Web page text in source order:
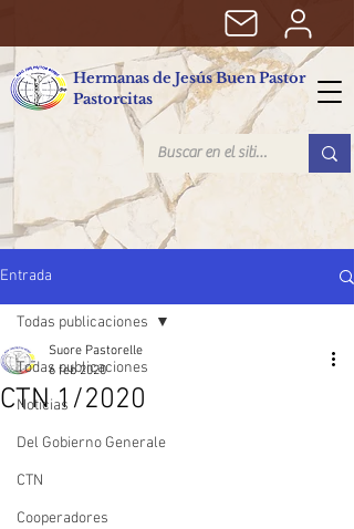
Hermanas de Jesús Buen Pastor
Pastorcitas
Entrada
Todas publicaciones
Noticias
Del Gobierno Generale
CTN
Cooperadores
Todas publicaciones
CTN 1/2020
Suore Pastorelle
6 feb 2020